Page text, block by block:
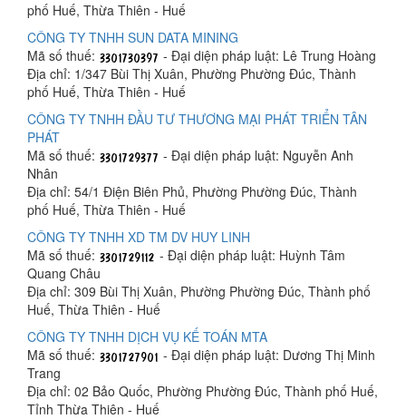
phố Huế, Thừa Thiên - Huế
CÔNG TY TNHH SUN DATA MINING
Mã số thuế:
- Đại diện pháp luật: Lê Trung Hoàng
Địa chỉ: 1/347 Bùi Thị Xuân, Phường Phường Đúc, Thành
phố Huế, Thừa Thiên - Huế
CÔNG TY TNHH ĐẦU TƯ THƯƠNG MẠI PHÁT TRIỂN TÂN
PHÁT
Mã số thuế:
- Đại diện pháp luật: Nguyễn Anh
Nhân
Địa chỉ: 54/1 Điện Biên Phủ, Phường Phường Đúc, Thành
phố Huế, Thừa Thiên - Huế
CÔNG TY TNHH XD TM DV HUY LINH
Mã số thuế:
- Đại diện pháp luật: Huỳnh Tâm
Quang Châu
Địa chỉ: 309 Bùi Thị Xuân, Phường Phường Đúc, Thành phố
Huế, Thừa Thiên - Huế
CÔNG TY TNHH DỊCH VỤ KẾ TOÁN MTA
Mã số thuế:
- Đại diện pháp luật: Dương Thị Minh
Trang
Địa chỉ: 02 Bảo Quốc, Phường Phường Đúc, Thành phố Huế,
Tỉnh Thừa Thiên - Huế